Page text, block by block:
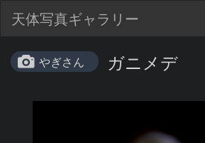
天体写真ギャラリー
やぎさん ガニメデ